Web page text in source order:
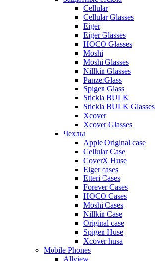
Cellular
Cellular Glasses
Eiger
Eiger Glasses
HOCO Glasses
Moshi
Moshi Glasses
Nillkin Glasses
PanzerGlass
Spigen Glass
Stickla BULK
Stickla BULK Glasses
Xcover
Xcover Glasses
Чехлы
Apple Original case
Cellular Case
CoverX Huse
Eiger cases
Etteri Cases
Forever Cases
HOCO Cases
Moshi Cases
Nillkin Case
Original case
Spigen Huse
Xcover husa
Mobile Phones
Allview